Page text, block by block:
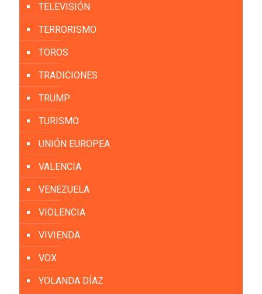
TELEVISIÓN
TERRORISMO
TOROS
TRADICIONES
TRUMP
TURISMO
UNIÓN EUROPEA
VALENCIA
VENEZUELA
VIOLENCIA
VIVIENDA
VOX
YOLANDA DÍAZ